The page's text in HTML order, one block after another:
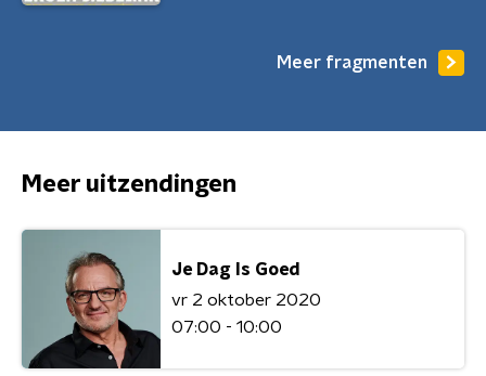
Meer fragmenten
Meer uitzendingen
Je Dag Is Goed
vr 2 oktober 2020
07:00 - 10:00